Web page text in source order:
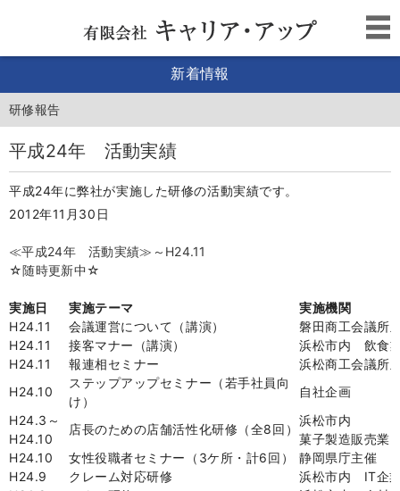
新着情報
研修報告
平成24年 活動実績
平成24年に弊社が実施した研修の活動実績です。
2012年11月30日
≪平成24年 活動実績≫～H24.11
☆随時更新中☆
実施日 実施テーマ
実施機関
H24.11
会議運営について（講演）
磐田商工会議所
H24.11
接客マナー（講演）
浜松市内 飲食
H24.11
報連相セミナー
浜松商工会議所
H24.10
ステップアップセミナー（若手社員向
け）
自社企画
H24.3 ～
H24.10
店長のための店舗活性化研修（全8回）
浜松市内
菓子製造販売業
H24.10
女性役職者セミナー（ 3ケ所・計6回）
静岡県庁主催
H24.9
クレーム対応研修 浜松市内 IT企